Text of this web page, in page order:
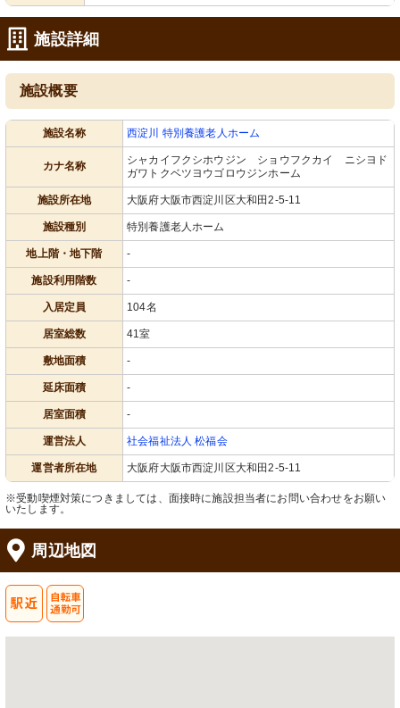
施設詳細
施設概要
施設名称 西淀川 特別養護老人ホーム
カナ名称
シャカイフクシホウジン ショウフクカイ ニシヨド
ガワトクベツヨウゴロウジンホーム
施設所在地 大阪府大阪市西淀川区大和田2-5-11
施設種別 特別養護老人ホーム
地上階・地下階 -
施設利用階数 -
入居定員 104名
居室総数 41室
敷地面積 -
延床面積 -
居室面積 -
運営法人 社会福祉法人 松福会
運営者所在地 大阪府大阪市西淀川区大和田2-5-11
※受動喫煙対策につきましては、面接時に施設担当者にお問い合わせをお願い
いたします。
周辺地図